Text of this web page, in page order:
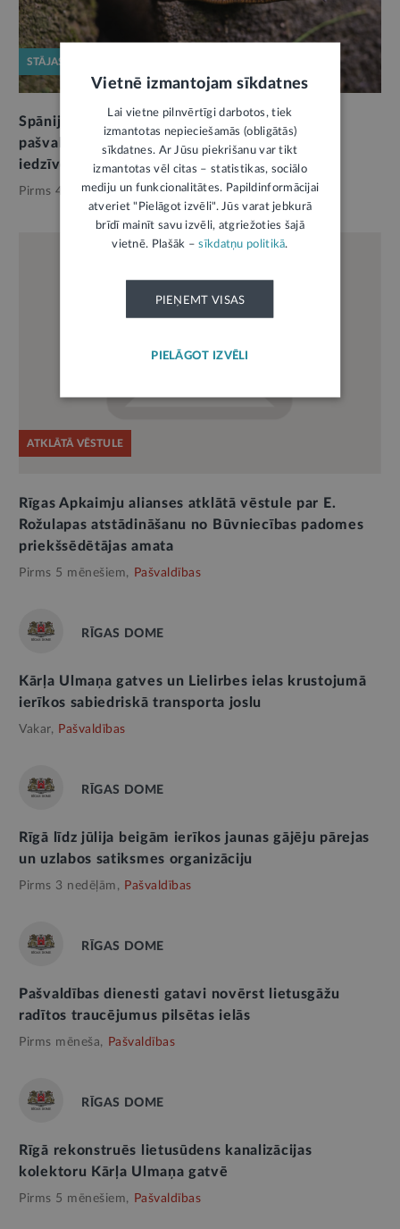
STĀJAS SPĒKĀ
Spānijas kailgliemeža izplatības ierobežošanai
pašvaldības varēs noteikt pienākumus arī
iedzīvotājiem
Pirms 4 mēnešiem, Pašvaldības
ATKLĀTĀ VĒSTULE
Rīgas Apkaimju alianses atklātā vēstule par E.
Rožulapas atstādināšanu no Būvniecības padomes
priekšsēdētājas amata
Pirms 5 mēnešiem, Pašvaldības
RĪGAS DOME
Kārļa Ulmaņa gatves un Lielirbes ielas krustojumā
ierīkos sabiedriskā transporta joslu
Vakar, Pašvaldības
RĪGAS DOME
Rīgā līdz jūlija beigām ierīkos jaunas gājēju pārejas
un uzlabos satiksmes organizāciju
Pirms 3 nedēļām, Pašvaldības
RĪGAS DOME
Pašvaldības dienesti gatavi novērst lietusgāžu
radītos traucējumus pilsētas ielās
Pirms mēneša, Pašvaldības
RĪGAS DOME
Rīgā rekonstruēs lietusūdens kanalizācijas
kolektoru Kārļa Ulmaņa gatvē
Pirms 5 mēnešiem, Pašvaldības
Vietnē izmantojam sīkdatnes
Lai vietne pilnvērtīgi darbotos, tiek
izmantotas nepieciešamās (obligātās)
sīkdatnes. Ar Jūsu piekrišanu var tikt
izmantotas vēl citas – statistikas, sociālo
mediju un funkcionalitātes. Papildinformācijai
atveriet "Pielāgot izvēli". Jūs varat jebkurā
brīdī mainīt savu izvēli, atgriežoties šajā
vietnē. Plašāk –sīkdatņu politikā.
PIEŅEMT VISAS
PIELĀGOT IZVĒLI